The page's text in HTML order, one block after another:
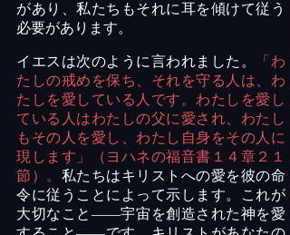
があり、私たちもそれに耳を傾けて従う
必要があります。
イエスは次のように言われました。
「わ
たしの戒めを保ち、それを守る人は、わ
たしを愛している人です。わたしを愛し
ている人はわたしの父に愛され、わたし
もその人を愛し、わたし自身をその人に
現します」（ヨハネの福音書１４章２１
節）。 私たちはキリストへの愛を彼の命
令に従うことによって示します。これが
大切なこと ――宇宙を創造された神を愛